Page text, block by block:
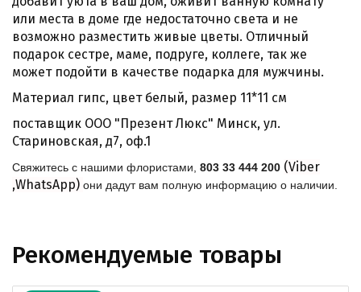
или места в доме где недостаточно света и не
возможно разместить живые цветы. Отличный
подарок сестре, маме, подруге, коллеге, так же
может подойти в качестве подарка для мужчины.
Материал гипс, цвет белый, размер 11*11 см
поставщик ООО "Презент Люкс" Минск, ул.
Стариновская, д7, оф.1
Свяжитесь с нашими флористами, 803 33 444 200 (Viber
,WhatsApp) они дадут вам полную информацию о наличии.
Рекомендуемые товары